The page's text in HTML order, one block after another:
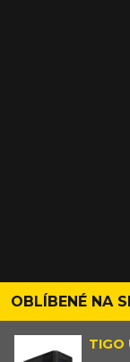
OBLÍBENÉ NA
TIGO